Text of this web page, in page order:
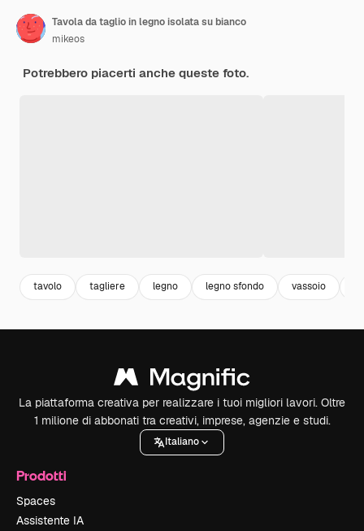
Tavola da taglio in legno isolata su bianco
mikeos
Potrebbero piacerti anche queste foto.
tavolo tagliere legno legno sfondo vassoio
La piattaforma creativa per realizzare i tuoi migliori lavori. Oltre
1 milione di abbonati tra creativi, imprese, agenzie e studi.
Italiano
Prodotti
Spaces
Assistente IA